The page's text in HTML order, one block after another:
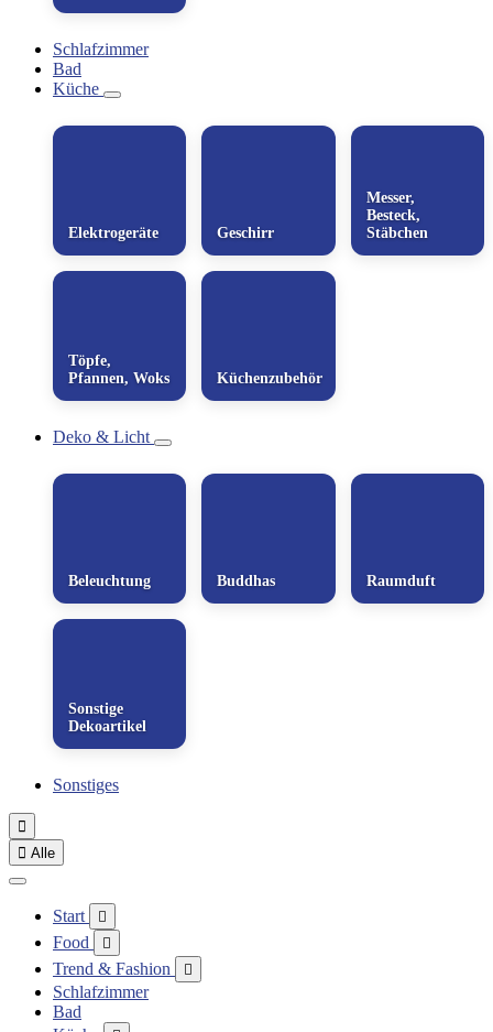
Schlafzimmer
Bad
Küche
Elektrogeräte Geschirr
Messer,
Besteck,
Stäbchen
Töpfe,
Pfannen, Woks
Küchenzubehör
Deko & Licht
Beleuchtung Buddhas Raumduft
Sonstige
Dekoartikel
Sonstiges

 Alle
Start 
Food 
Trend & Fashion 
Schlafzimmer
Bad